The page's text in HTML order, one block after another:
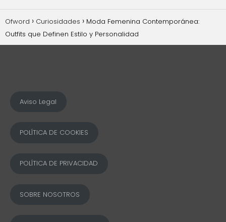
Ofword Curiosidades
Moda Femenina Contemporánea:
Outfits que Definen Estilo y Personalidad
Aviso Legal
POLÍTICA DE COOKIES
POLÍTICA DE PRIVACIDAD
SOBRE NOSOTROS